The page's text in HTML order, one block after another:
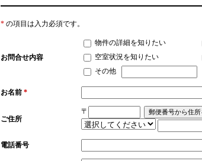
* の項目は入力必須です。
お問合せ内容
物件の詳細を知りたい
空室状況を知りたい
その他
お名前 *
ご住所
〒
電話番号